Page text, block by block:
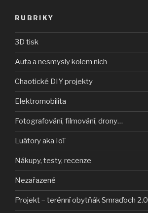
RUBRIKY
3D tisk
Auta a nesmysly kolem nich
Chaotické DIY projekty
Elektromobilita
Fotografování, filmování, drony…
Luátory aka IoT
Nákupy, testy, recenze
Nezařazené
Projekt – terénní obytňák Smraďoch 2.0